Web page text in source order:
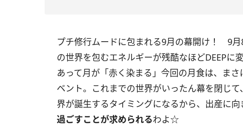
プチ修行ムードに包まれる9月の幕開け！ 9月
の世界を包むエネルギーが残酷なほどDEEPに
あって月が「赤く染まる」今回の月食は、ま
ベント。これまでの世界がいったん幕を閉じ
界が誕生するタイミングになるから、出産に向
過ごすことが求められるわよ☆